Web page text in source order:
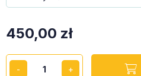
450,00 zł